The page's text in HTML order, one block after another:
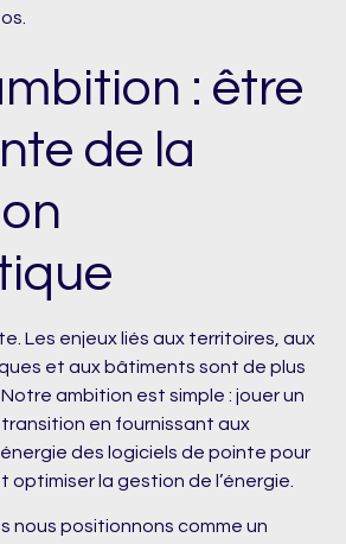
: être
de la
Les enjeux liés aux territoires, aux
et aux bâtiments sont de plus
ambition est simple : jouer un
en fournissant aux
des logiciels de pointe pour
optimiser la gestion de l’énergie.
nous positionnons comme un